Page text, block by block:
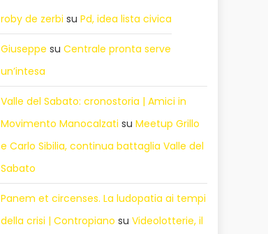
roby de zerbi suPd, idea lista civica
Giuseppe suCentrale pronta serve
un’intesa
Valle del Sabato: cronostoria | Amici in
Movimento Manocalzati suMeetup Grillo
e Carlo Sibilia, continua battaglia Valle del
Sabato
Panem et circenses. La ludopatia ai tempi
della crisi | Contropiano suVideolotterie, il